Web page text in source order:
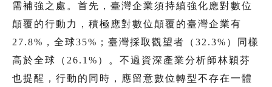
需補強之處。首先，臺灣企業須持續強化應對數位
顛覆的行動力，積極應對數位顛覆的臺灣企業有
27.8%，全球35%；臺灣採取觀望者（32.3%）同樣
高於全球（26.1%）。不過資深產業分析師林穎芬
也提醒，行動的同時，應留意數位轉型不存在一體